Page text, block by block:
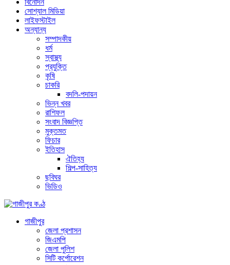
বিনোদন
সোশ্যাল মিডিয়া
লাইফস্টাইল
অন্যান্য
সম্পাদকীয়
ধর্ম
স্বাস্থ্য
প্রযুক্তি
কৃষি
চাকরি
বদলি-পদায়ন
ভিন্ন খবর
রাশিফল
সংবাদ বিজ্ঞপ্তি
মুক্তমত
ফিচার
ইতিহাস
ঐতিহ্য
শিল্প-সাহিত্য
ছবিঘর
ভিডিও
গাজীপুর
জেলা প্রশাসন
জিএমপি
জেলা পুলিশ
সিটি কর্পোরেশন